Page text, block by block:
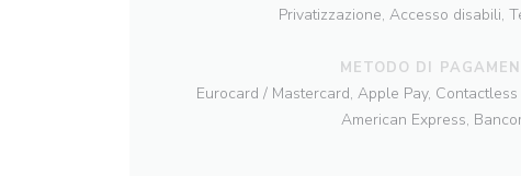
Privatizzazione, Accesso disabili,
METODO DI
Eurocard / Mastercard, Apple Pay,
American Express,